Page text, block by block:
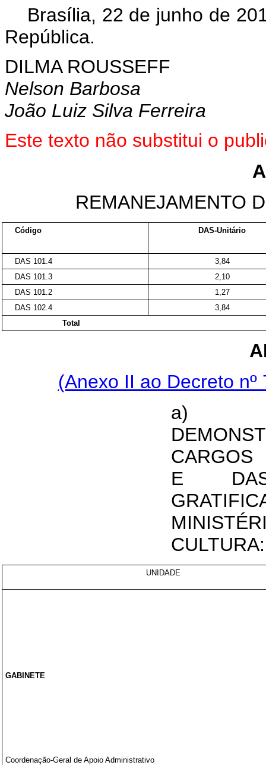
Brasília, 22 de junho de
República.
DILMA ROUSSEFF
Nelson Barbosa
João Luiz Silva Ferreira
Este texto não substitui o
REMANEJAMENTO
Código DAS-Unitário
DAS 101.4
3,84
DAS 101.3
2,10
DAS 101.2
1,27
DAS 102.4
3,84
Total
(Anexo II ao Decreto
a)
CARGOS
E DAS
CULTURA:
UNIDADE
GABINETE
Coordenação-Geral de Apoio Administrativo